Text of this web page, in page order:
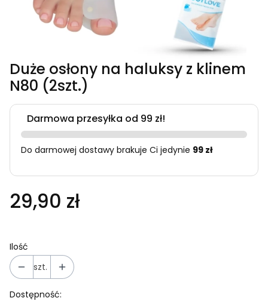
Duże osłony na haluksy z klinem
N80 (2szt.)
Darmowa przesyłka od 99 zł!
Do darmowej dostawy brakuje Ci jedynie 99 zł
29,90 zł
Ilość
szt.
Dostępność: